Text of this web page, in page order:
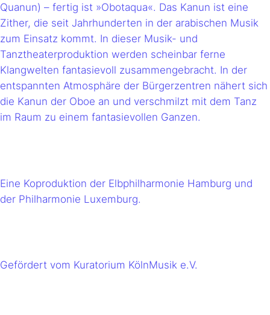
Quanun) – fertig ist »Obotaqua«. Das Kanun ist eine
Zither, die seit Jahrhunderten in der arabischen Musik
zum Einsatz kommt. In dieser Musik- und
Tanztheaterproduktion werden scheinbar ferne
Klangwelten fantasievoll zusammengebracht. In der
entspannten Atmosphäre der Bürgerzentren nähert sich
die Kanun der Oboe an und verschmilzt mit dem Tanz
im Raum zu einem fantasievollen Ganzen.
Eine Koproduktion der Elbphilharmonie Hamburg und
der Philharmonie Luxemburg.
Gefördert vom Kuratorium KölnMusik e.V.